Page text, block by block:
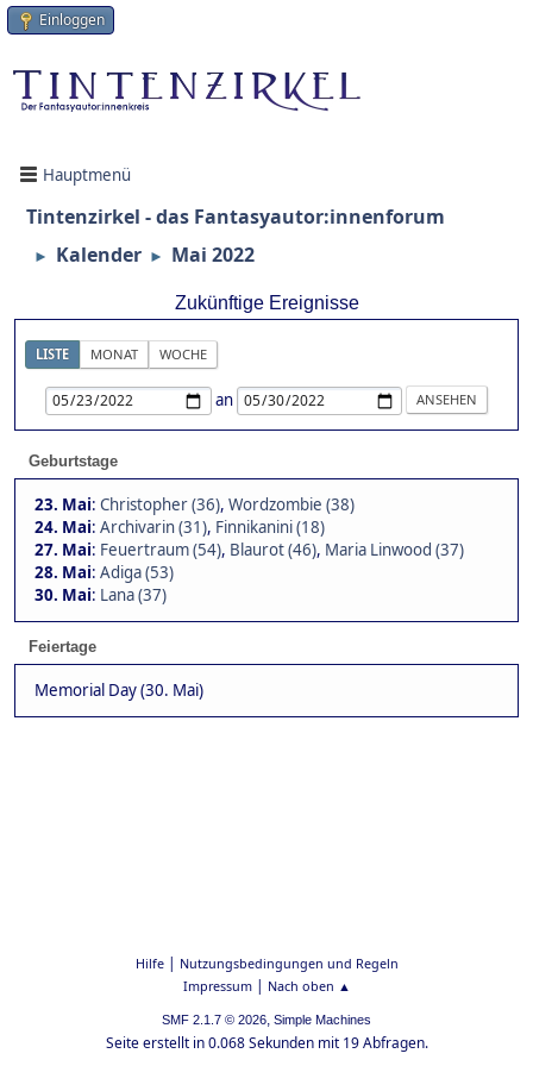
Einloggen
Hauptmenü
Tintenzirkel - das Fantasyautor:innenforum
► Kalender ► Mai 2022
Zukünftige Ereignisse
LISTE MONAT WOCHE
an
Geburtstage
23. Mai: Christopher (36), Wordzombie (38)
24. Mai: Archivarin (31), Finnikanini (18)
27. Mai: Feuertraum (54), Blaurot (46), Maria Linwood (37)
28. Mai: Adiga (53)
30. Mai: Lana (37)
Feiertage
Memorial Day (30. Mai)
Hilfe| Nutzungsbedingungen und Regeln
Impressum| Nach oben ▲
SMF 2.1.7 © 2026, Simple Machines
Seite erstellt in 0.068 Sekunden mit 19 Abfragen.